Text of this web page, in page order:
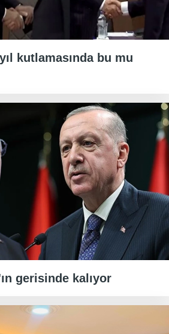
kutlamasında bu mu
gerisinde kalıyor